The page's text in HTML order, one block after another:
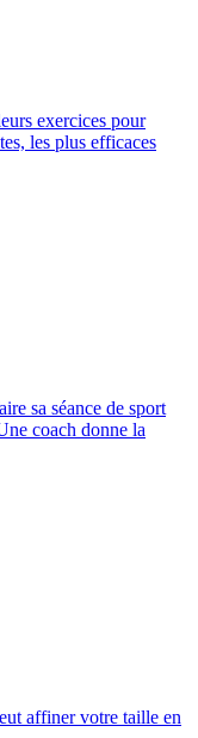
exercices pour
les plus efficaces
sa séance de sport
coach donne la
affiner votre taille en